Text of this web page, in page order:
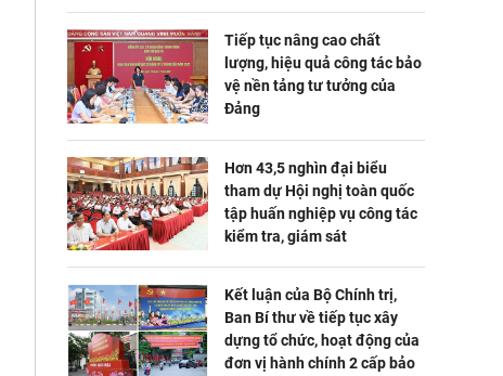
Tiếp tục nâng cao chất
lượng, hiệu quả công tác bảo
vệ nền tảng tư tưởng của
Đảng
Hơn 43,5 nghìn đại biểu
tham dự Hội nghị toàn quốc
tập huấn nghiệp vụ công tác
kiểm tra, giám sát
Kết luận của Bộ Chính trị,
Ban Bí thư về tiếp tục xây
dựng tổ chức, hoạt động của
đơn vị hành chính 2 cấp bảo